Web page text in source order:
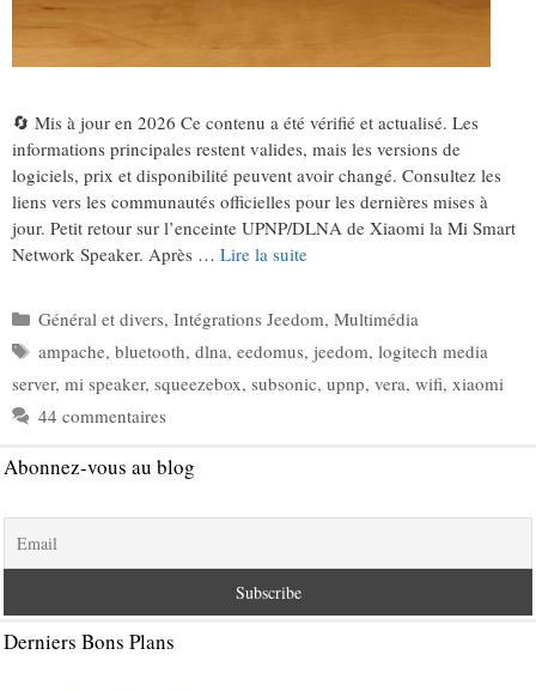
🔄 Mis à jour en 2026 Ce contenu a été vérifié et actualisé. Les
informations principales restent valides, mais les versions de
logiciels, prix et disponibilité peuvent avoir changé. Consultez les
liens vers les communautés officielles pour les dernières mises à
jour. Petit retour sur l’enceinte UPNP/DLNA de Xiaomi la Mi Smart
Network Speaker. Après … Lire la suite
Catégories
Général et divers, Intégrations Jeedom, Multimédia
Étiquettes
ampache, bluetooth, dlna, eedomus, jeedom, logitech media
server, mi speaker, squeezebox, subsonic, upnp, vera, wifi, xiaomi
44 commentaires
Abonnez-vous au blog
Derniers Bons Plans